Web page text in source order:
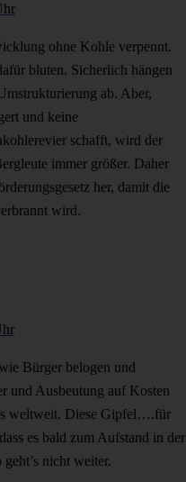
ohne Kohle verpennt.
bluten. Sicherlich hängen
ab. Aber,
und keine
schafft, wird der
immer größer. Daher
her, damit die
wird.
Bürger belogen und
und Ausbeutung auf Kosten
weltweit. Diese Gipfel….für
es bald zum Aufstand in der
nicht weiter.